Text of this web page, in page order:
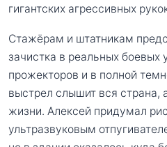
гигантских агрессивных
Стажёрам и штатникам
зачистка в реальных боевых
прожекторов и в полной
выстрел слышит вся страна,
жизни. Алексей придумал
ультразвуковым